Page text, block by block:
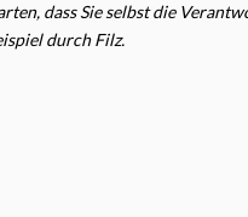
dass Sie selbst die
durch Filz.